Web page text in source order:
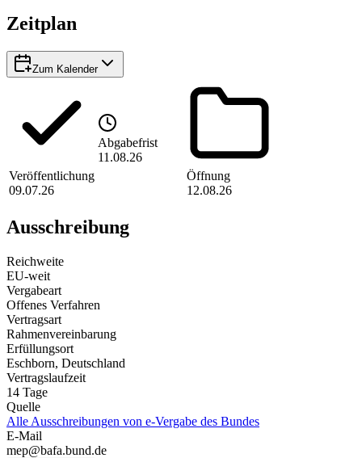
Zeitplan
Zum Kalender
Veröffentlichung
09.07.26
Abgabefrist
11.08.26
Öffnung
12.08.26
Ausschreibung
Reichweite
EU-weit
Vergabeart
Offenes Verfahren
Vertragsart
Rahmenvereinbarung
Erfüllungsort
Eschborn, Deutschland
Vertragslaufzeit
14 Tage
Quelle
Alle Ausschreibungen von e-Vergabe des Bundes
E-Mail
mep@bafa.bund.de